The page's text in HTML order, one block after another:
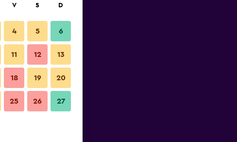
V S D
4 5 6
11 12 13
18 19 20
25 26 27